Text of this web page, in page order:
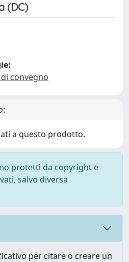
(DC)
convegno
a questo prodotto.
protetti da copyright e
salvo diversa
per citare o creare un